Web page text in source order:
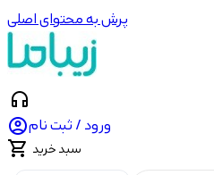
پرش به محتوای اصلی
headphones
ورود / ثبت نام
 سبد خرید